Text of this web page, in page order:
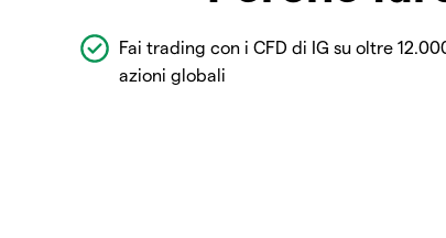
Fai trading con i CFD di IG su oltre
azioni globali